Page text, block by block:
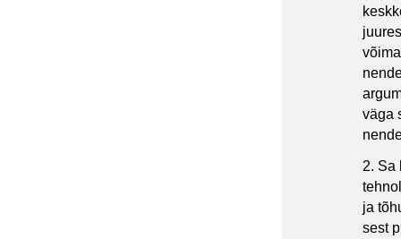
väga
2. Sa
ja
sest